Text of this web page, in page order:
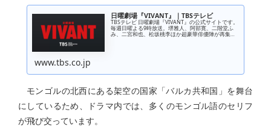
日曜劇場『VIVANT』｜TBSテレビ
TBSテレビ 日曜劇場『VIVANT』の公式サイトです。
毎週日曜よる9時放送。堺雅人、阿部寛、二階堂ふ
み、二宮和也、松坂桃李ほか超豪華俳優陣が再集
www.tbs.co.jp
モンゴルの北西にある架空の国家「バルカ共和国」を舞台
にしているため、ドラマ内では、多くのモンゴル語のセリフ
が飛び交っています。